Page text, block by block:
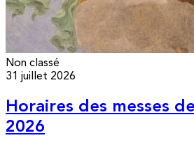
Non classé
31 juillet 2026
Horaires des messes
2026